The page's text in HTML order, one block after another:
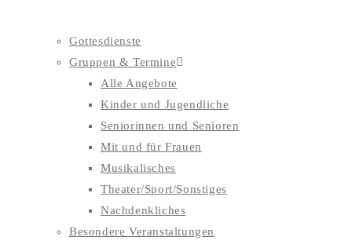
Gottesdienste
Gruppen & Termine
Alle Angebote
Kinder und Jugendliche
Seniorinnen und Senioren
Mit und für Frauen
Musikalisches
Theater/Sport/Sonstiges
Nachdenkliches
Besondere Veranstaltungen